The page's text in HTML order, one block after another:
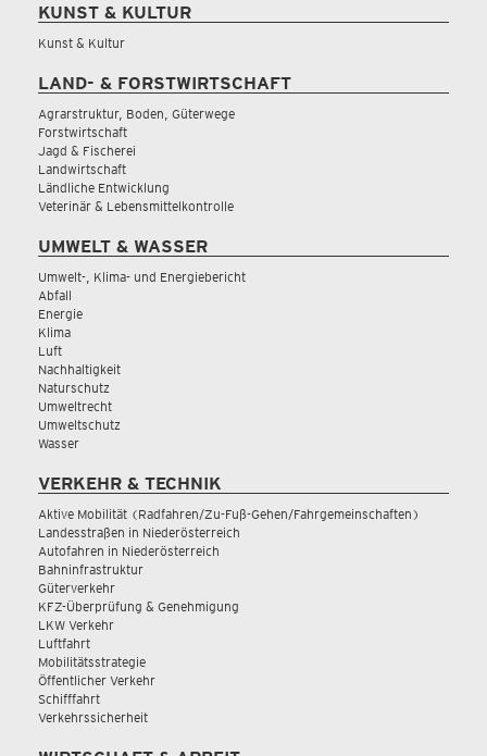
KUNST & KULTUR
Kunst & Kultur
LAND- & FORSTWIRTSCHAFT
Agrarstruktur, Boden, Güterwege
Forstwirtschaft
Jagd & Fischerei
Landwirtschaft
Ländliche Entwicklung
Veterinär & Lebensmittelkontrolle
UMWELT & WASSER
Umwelt-, Klima- und Energiebericht
Abfall
Energie
Klima
Luft
Nachhaltigkeit
Naturschutz
Umweltrecht
Umweltschutz
Wasser
VERKEHR & TECHNIK
Aktive Mobilität (Radfahren/Zu-Fuß-Gehen/Fahrgemeinschaften)
Landesstraßen in Niederösterreich
Autofahren in Niederösterreich
Bahninfrastruktur
Güterverkehr
KFZ-Überprüfung & Genehmigung
LKW Verkehr
Luftfahrt
Mobilitätsstrategie
Öffentlicher Verkehr
Schifffahrt
Verkehrssicherheit